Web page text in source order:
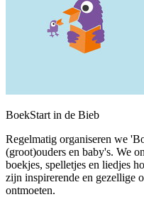
BoekStart in de Bieb
Regelmatig organiseren we
(groot)ouders en baby's. We
boekjes, spelletjes en liedjes
zijn inspirerende en gezellige
ontmoeten.